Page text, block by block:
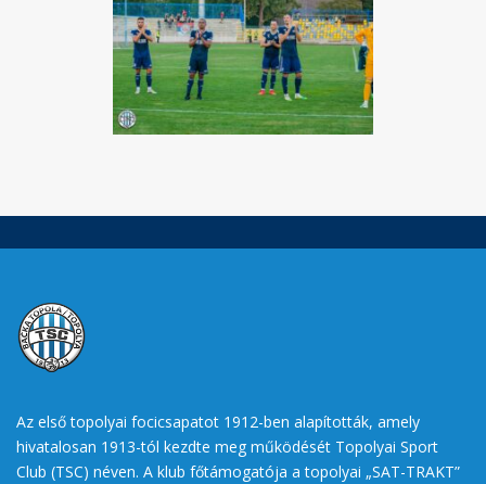
Az első topolyai focicsapatot 1912-ben alapították, amely
hivatalosan 1913-tól kezdte meg működését Topolyai Sport
Club (TSC) néven. A klub főtámogatója a topolyai „SAT-TRAKT”